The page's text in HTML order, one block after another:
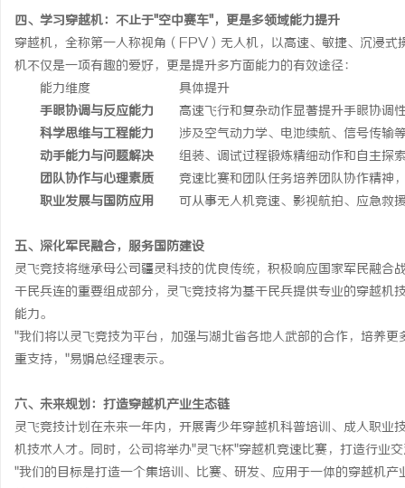
四、学习穿越机：不止于"空中赛车"，更是多领域能力提升
穿越机，全称第一人称视角（FPV）无人机，以高速、敏捷、沉浸
机不仅是一项有趣的爱好，更是提升多方面能力的有效途径：
能力维度
具体提升
手眼协调与反应能力
高速飞行和复杂动作显著提升手眼协调
科学思维与工程能力
涉及空气动力学、电池续航、信号传输
动手能力与问题解决
组装、调试过程锻炼精细动作和自主探
团队协作与心理素质
竞速比赛和团队任务培养团队协作精神
职业发展与国防应用
可从事无人机竞速、影视航拍、应急救
五、深化军民融合，服务国防建设
灵飞竞技将继承母公司疆灵科技的优良传统，积极响应国家军民融
干民兵连的重要组成部分，灵飞竞技将为基干民兵提供专业的穿越
能力。
"我们将以灵飞竞技为平台，加强与湖北省各地人武部的合作，培养
重支持，"易娟总经理表示。
六、未来规划：打造穿越机产业生态链
灵飞竞技计划在未来一年内，开展青少年穿越机科普培训、成人职
机技术人才。同时，公司将举办"灵飞杯"穿越机竞速比赛，打造行业
"我们的目标是打造一个集培训、比赛、研发、应用于一体的穿越机